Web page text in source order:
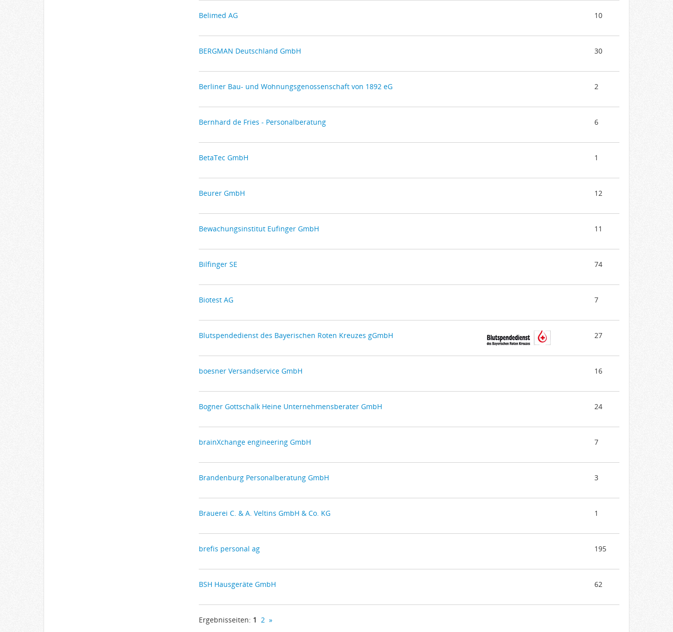
Belimed AG 10
BERGMAN Deutschland GmbH 30
Berliner Bau- und Wohnungsgenossenschaft von 1892 eG 2
Bernhard de Fries - Personalberatung 6
BetaTec GmbH 1
Beurer GmbH 12
Bewachungsinstitut Eufinger GmbH 11
Bilfinger SE 74
Biotest AG 7
Blutspendedienst des Bayerischen Roten Kreuzes gGmbH 27
boesner Versandservice GmbH 16
Bogner Gottschalk Heine Unternehmensberater GmbH 24
brainXchange engineering GmbH 7
Brandenburg Personalberatung GmbH 3
Brauerei C. & A. Veltins GmbH & Co. KG 1
brefis personal ag 195
BSH Hausgeräte GmbH 62
Ergebnisseiten: 1 2 »